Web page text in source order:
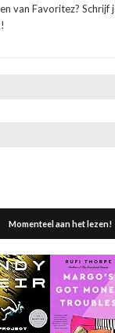
van Favoritez? Schrijf
Momenteel aan het lezen!